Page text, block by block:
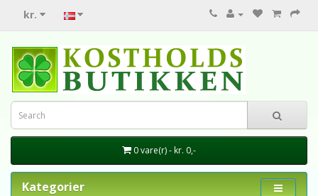
kr.
0 vare(r) - kr. 0,-
Kategorier